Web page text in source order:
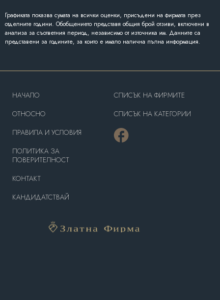
Графиката показва сумата на всички оценки, присъдени на фирмата през
отделните години. Обобщението представя общия брой отзиви, включени в
анализа за съответния период, независимо от източника им. Данните са
представени за годините, за които е имало налична пълна информация.
HAЧАЛО
OТНОСНО
ПРАВИЛА И УСЛОВИЯ
ПОЛИТИКА ЗА
ПОВЕРИТЕЛНОСТ
КОНТАКТ
КАНДИДАТСТВАЙ
СПИСЪК НА ФИРМИТЕ
СПИСЪК НА КАТЕГОРИИ